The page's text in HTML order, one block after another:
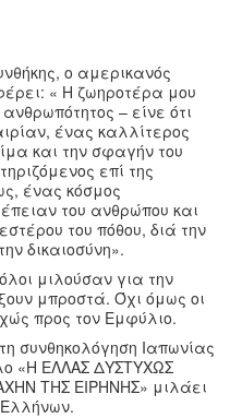
ο αμερικανός
« Η ζωηροτέρα μου
– είνε ότι
ένας καλλίτερος
και την σφαγήν του
επί της
ένας κόσμος
του ανθρώπου και
του πόθου, διά την
δικαιοσύνη».
μιλούσαν για την
μπροστά. Όχι όμως οι
προς τον Εμφύλιο.
συνθηκολόγηση Ιαπωνίας
«Η ΕΛΛΑΣ ΔΥΣΤΥΧΩΣ
ΤΗΣ ΕΙΡΗΝΗΣ» μιλάει